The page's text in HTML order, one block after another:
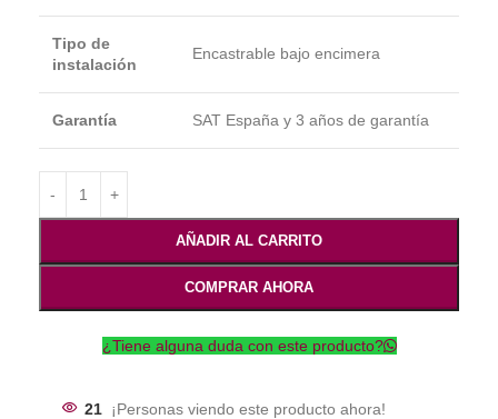
Tipo de
instalación
Encastrable bajo encimera
Garantía SAT España y 3 años de garantía
AÑADIR AL CARRITO
COMPRAR AHORA
¿Tiene alguna duda con este producto?
21 ¡Personas viendo este producto ahora!